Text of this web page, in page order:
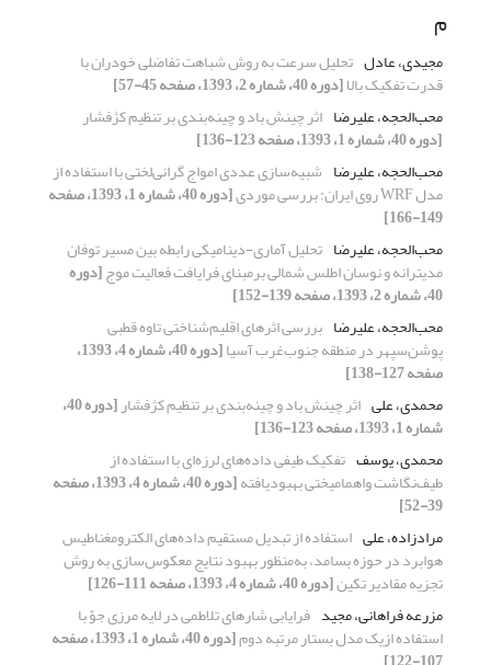
م
مجیدی، عادل تحلیل سرعت به روش شباهت تفاضلی خودران با
قدرت تفکیک بالا[دوره 40، شماره 2، 1393، صفحه 45-57]
محب‌الحجه، علیرضا اثر چینش باد و چینه‌بندی بر تنظیم کژفشار
[دوره 40، شماره 1، 1393، صفحه 123-136]
محب‌الحجه، علیرضا شبیه‌سازی عددی امواج گرانی‌لختی با استفاده از
مدل WRF روی ایران: بررسی موردی [دوره 40، شماره 1، 1393، صفحه
149-166]
محب‌الحجه، علیرضا تحلیل آماری-دینامیکی رابطه بین مسیر توفان
مدیترانه و نوسان اطلس شمالی برمبنای فرایافت فعالیت موج[دوره
40، شماره 2، 1393، صفحه 139-152]
محب‌الحجه، علیرضا بررسی اثرهای اقلیم‌شناختی تاوه قطبی
پوشن‌سپهر در منطقه جنوب‌غرب آسیا [دوره 40، شماره 4، 1393،
صفحه 127-138]
محمدی، علی اثر چینش باد و چینه‌بندی بر تنظیم کژفشار [دوره 40،
شماره 1، 1393، صفحه 123-136]
محمدی، یوسف تفکیک طیفی داده‌‌های لرزه‌‌ای با استفاده از
طیف‌نگاشت واهمامیختی بهبودیافته [دوره 40، شماره 4، 1393، صفحه
39-52]
مرادزاده، علی استفاده از تبدیل مستقیم داده‌‌های الکترومغناطیس
هوابرد در حوزه بسامد، به‌منظور بهبود نتایج معکوس‌سازی به روش
تجزیه مقادیر تکین[دوره 40، شماره 4، 1393، صفحه 111-126]
مزرعه فراهانی، مجید فرایابی شارهای تلاطمی در لایه‌ مرزی جوّ با
استفاده ازیک مدل بستار مرتبه دوم [دوره 40، شماره 1، 1393، صفحه